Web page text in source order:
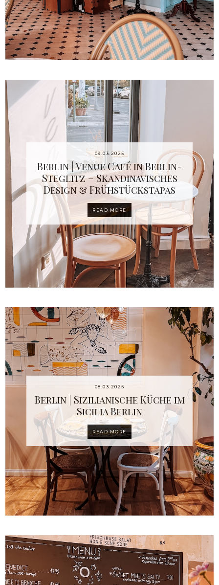
09.03.2025
Berlin | Venue Café in Berlin-
Steglitz – Skandinavisches
Design & Frühstückstapas
READ MORE
08.03.2025
Berlin | Sizilianische Küche im
Sicilia Berlin
READ MORE